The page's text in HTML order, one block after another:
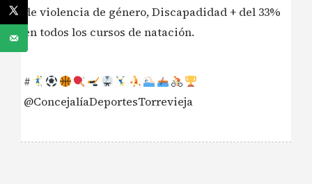
de violencia de género, Discapadidad + del 33%
en todos los cursos de natación.
#
@ConcejalíaDeportesTorrevieja